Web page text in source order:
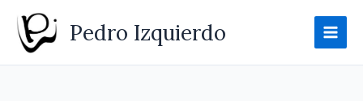
contenido
Pedro Izquierdo